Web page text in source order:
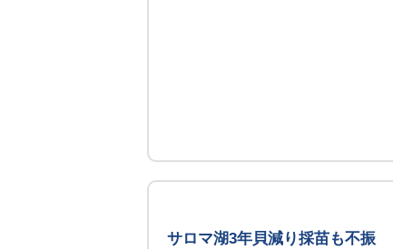
サロマ湖3年貝減り採苗も不振